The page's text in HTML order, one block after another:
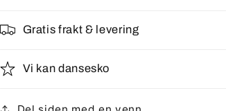
Gratis frakt & levering
Vi kan dansesko